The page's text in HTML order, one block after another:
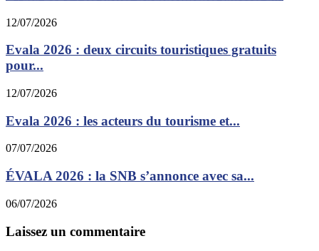
12/07/2026
Evala 2026 : deux circuits touristiques gratuits
pour...
12/07/2026
Evala 2026 : les acteurs du tourisme et...
07/07/2026
ÉVALA 2026 : la SNB s’annonce avec sa...
06/07/2026
Laissez un commentaire